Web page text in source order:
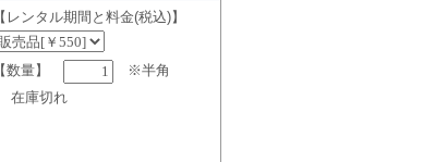
【レンタル期間と料金(税込)】
【数量】
※半角
在庫切れ